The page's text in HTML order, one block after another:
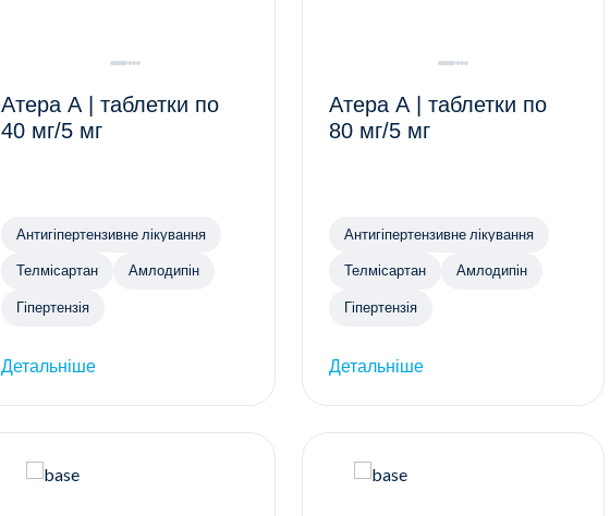
Атера А | таблетки по
40 мг/5 мг
Антигіпертензивне лікування
Телмісартан Амлодипін
Гіпертензія
Детальніше
Атера А | таблетки по
80 мг/5 мг
Антигіпертензивне лікування
Телмісартан Амлодипін
Гіпертензія
Детальніше